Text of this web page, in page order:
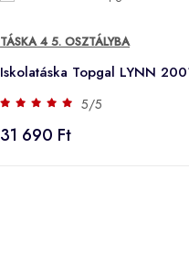
TÁSKA 4 5. OSZTÁLYBA
Iskolatáska Topgal LYNN
5/5
31 690 Ft